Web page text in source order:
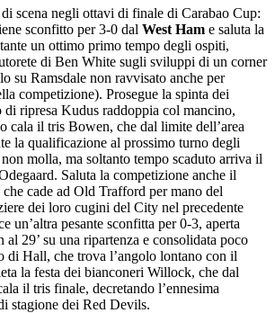
scena negli ottavi di finale di Carabao Cup:
sconfitto per 3-0 dal West Ham e saluta la
un ottimo primo tempo degli ospiti,
di Ben White sugli sviluppi di un corner
su Ramsdale non ravvisato anche per
competizione). Prosegue la spinta dei
ripresa Kudus raddoppia col mancino,
cala il tris Bowen, che dal limite dell’area
la qualificazione al prossimo turno degli
molla, ma soltanto tempo scaduto arriva il
Saluta la competizione anche il
che cade ad Old Trafford per mano del
dei loro cugini del City nel precedente
un’altra pesante sconfitta per 0-3, aperta
29’ su una ripartenza e consolidata poco
di Hall, che trova l’angolo lontano con il
la festa dei bianconeri Willock, che dal
il tris finale, decretando l’ennesima
stagione dei Red Devils.